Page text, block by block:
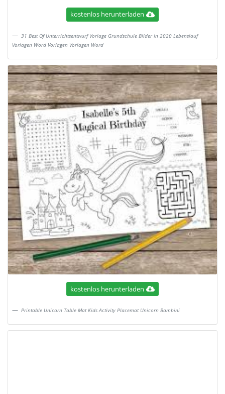
kostenlos herunterladen
31 Best Of Unterrichtsentwurf Vorlage Grundschule Bilder In 2020 Lebenslauf
Vorlagen Word Vorlagen Vorlagen Word
kostenlos herunterladen
Printable Unicorn Table Mat Kids Activity Placemat Unicorn Bambini